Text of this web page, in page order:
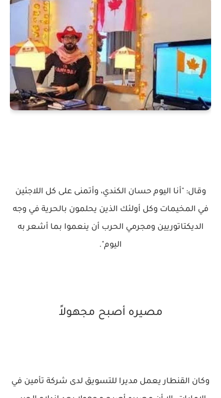
وقال: "أنا اليوم حسان الكندي، وأتمنى على كل اللاجئين
في المخيمات وكل أولئك الذين يحلمون بالحرية في وجه
الديكتاتوريين ومجرمي الحرب أن ينعموا بما أشعر به
اليوم".
مصيره أصبح مجهولاً
وكان القنطار يعمل مديرا للتسويق لدى شركة تأمين في